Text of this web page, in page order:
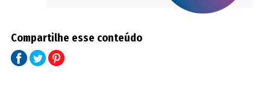
Compartilhe esse conteúdo